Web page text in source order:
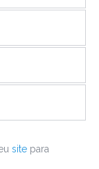
site para